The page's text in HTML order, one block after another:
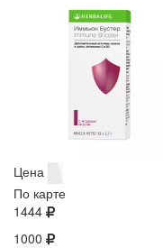
Цена
По карте
1444
1000